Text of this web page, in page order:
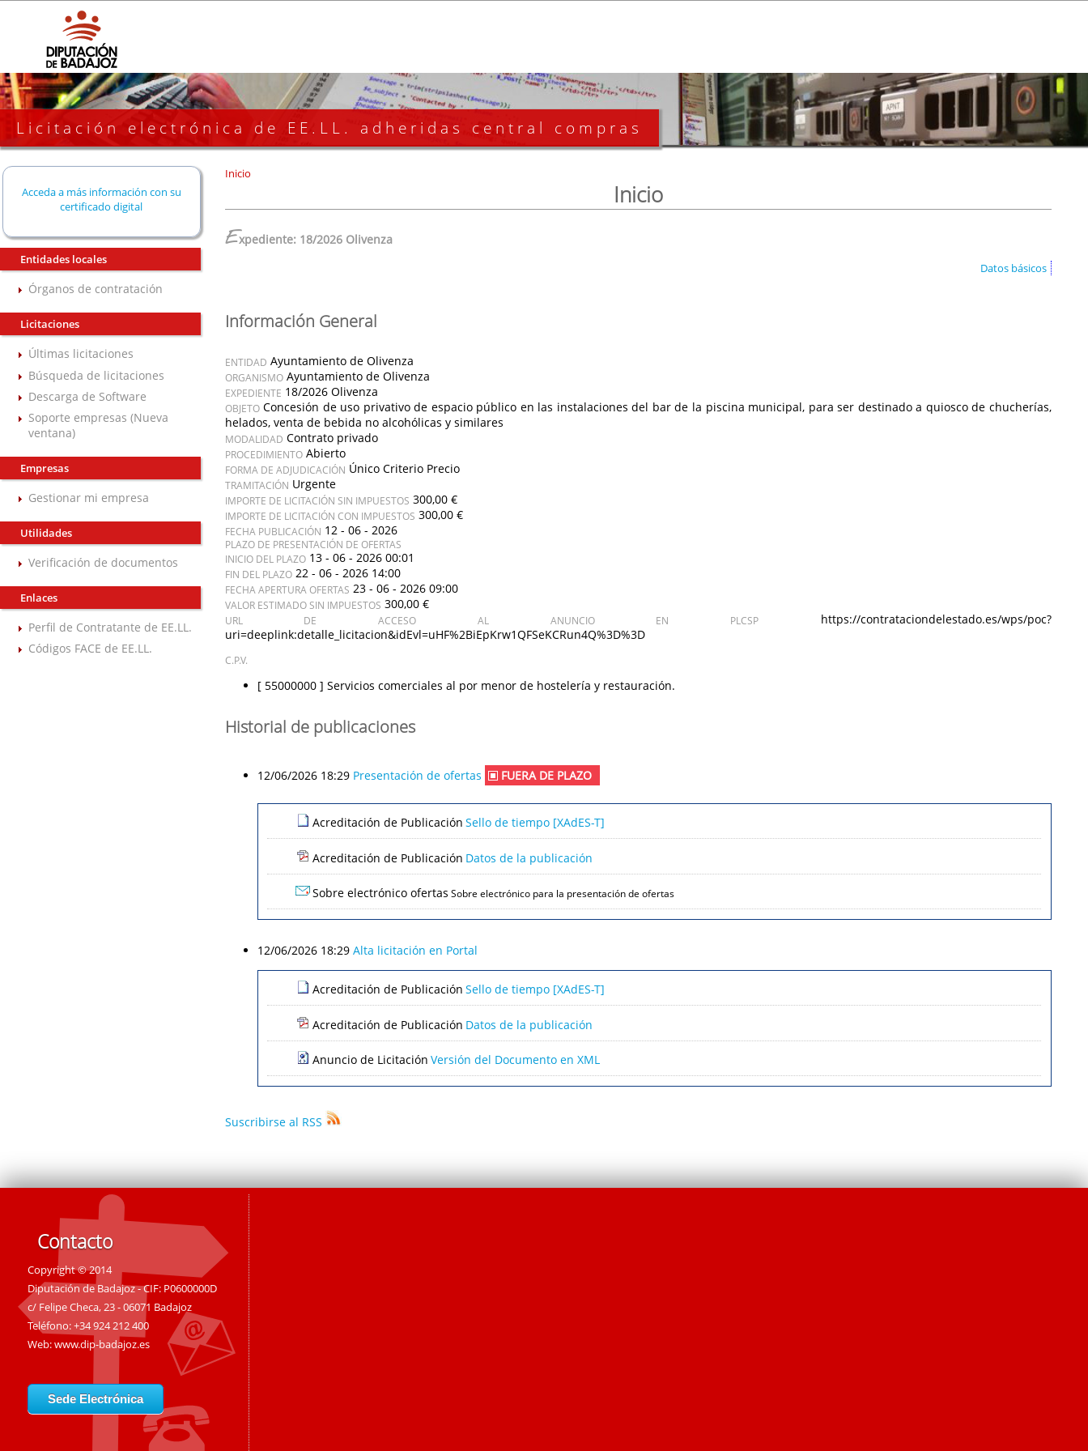
Licitación electrónica de EE.LL. adheridas central compras
Acceda a más información con su
certificado digital
Entidades locales
Órganos de contratación
Licitaciones
Últimas licitaciones
Búsqueda de licitaciones
Descarga de Software
Soporte empresas (Nueva
ventana)
Empresas
Gestionar mi empresa
Utilidades
Verificación de documentos
Enlaces
Perfil de Contratante de EE.LL.
Códigos FACE de EE.LL.
Inicio
Inicio
Expediente: 18/2026 Olivenza
Datos básicos
Información General
ENTIDAD Ayuntamiento de Olivenza
ORGANISMO Ayuntamiento de Olivenza
EXPEDIENTE 18/2026 Olivenza
OBJETO Concesión de uso privativo de espacio público en las instalaciones del bar de la piscina municipal, para ser destinado a quiosco de chucherías,
helados, venta de bebida no alcohólicas y similares
MODALIDAD Contrato privado
PROCEDIMIENTO Abierto
FORMA DE ADJUDICACIÓN Único Criterio Precio
TRAMITACIÓN Urgente
IMPORTE DE LICITACIÓN SIN IMPUESTOS 300,00 €
IMPORTE DE LICITACIÓN CON IMPUESTOS 300,00 €
FECHA PUBLICACIÓN 12 - 06 - 2026
PLAZO DE PRESENTACIÓN DE OFERTAS
INICIO DEL PLAZO 13 - 06 - 2026 00:01
FIN DEL PLAZO 22 - 06 - 2026 14:00
FECHA APERTURA OFERTAS 23 - 06 - 2026 09:00
VALOR ESTIMADO SIN IMPUESTOS 300,00 €
URL DE ACCESO AL ANUNCIO EN PLCSP
https://contrataciondelestado.es/wps/poc?
uri=deeplink:detalle_licitacion&idEvl=uHF%2BiEpKrw1QFSeKCRun4Q%3D%3D
C.P.V.
[ 55000000 ] Servicios comerciales al por menor de hostelería y restauración.
Historial de publicaciones
12/06/2026 18:29 Presentación de ofertas FUERA DE PLAZO
Acreditación de Publicación Sello de tiempo [XAdES-T]
Acreditación de Publicación Datos de la publicación
Sobre electrónico ofertas Sobre electrónico para la presentación de ofertas
12/06/2026 18:29 Alta licitación en Portal
Acreditación de Publicación Sello de tiempo [XAdES-T]
Acreditación de Publicación Datos de la publicación
Anuncio de Licitación Versión del Documento en XML
Suscribirse al RSS
Contacto
Copyright © 2014
Diputación de Badajoz - CIF: P0600000D
c/ Felipe Checa, 23 - 06071 Badajoz
Teléfono: +34 924 212 400
Web:www.dip-badajoz.es
Sede Electrónica